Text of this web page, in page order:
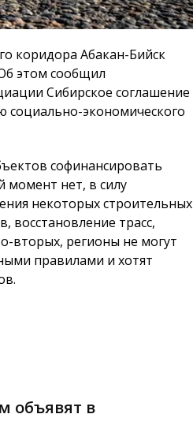
коридора Абакан-Бийск
этом сообщил
Сибирское соглашение
социально-экономического
софинансировать
момент нет, в силу
некоторых строительных
восстановление трасс,
вторых, регионы не могут
правилами и хотят
объявят в